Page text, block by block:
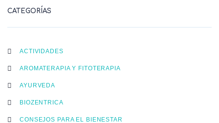
CATEGORÍAS
ACTIVIDADES
AROMATERAPIA Y FITOTERAPIA
AYURVEDA
BIOZENTRICA
CONSEJOS PARA EL BIENESTAR